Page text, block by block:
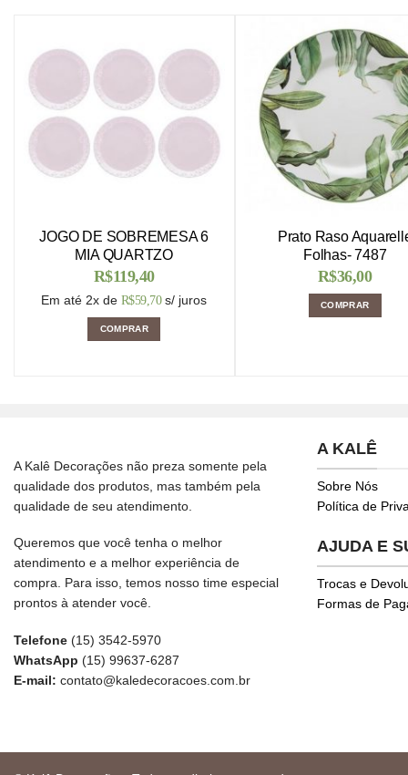
JOGO DE SOBREMESA 6
MIA QUARTZO
R$119,40
Em até 2x de R$59,70 s/ juros
COMPRAR
Prato Raso
Folhas- 7487
R$36,00
COMPRAR
A Kalê Decorações não preza somente pela
qualidade dos produtos, mas também pela
qualidade de seu atendimento.
Queremos que você tenha o melhor
atendimento e a melhor experiência de
compra. Para isso, temos nosso time especial
prontos à atender você.
Telefone (15) 3542-5970
WhatsApp (15) 99637-6287
E-mail: contato@kaledecoracoes.com.br
A KALÊ
Sobre Nós
Política de
AJUDA E
Trocas e
Formas de